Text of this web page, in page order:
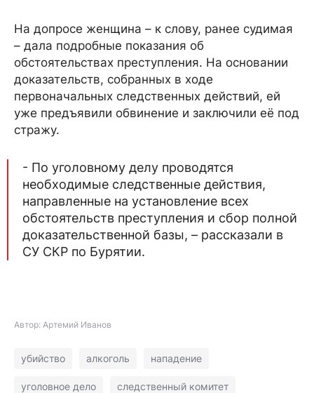
На допросе женщина – к слову, ранее судимая
– дала подробные показания об
обстоятельствах преступления. На основании
доказательств, собранных в ходе
первоначальных следственных действий, ей
уже предъявили обвинение и заключили её под
стражу.
- По уголовному делу проводятся
необходимые следственные действия,
направленные на установление всех
обстоятельств преступления и сбор полной
доказательственной базы, – рассказали в
СУ СКР по Бурятии.
Автор: Артемий Иванов
убийство алкоголь нападение
уголовное дело следственный комитет